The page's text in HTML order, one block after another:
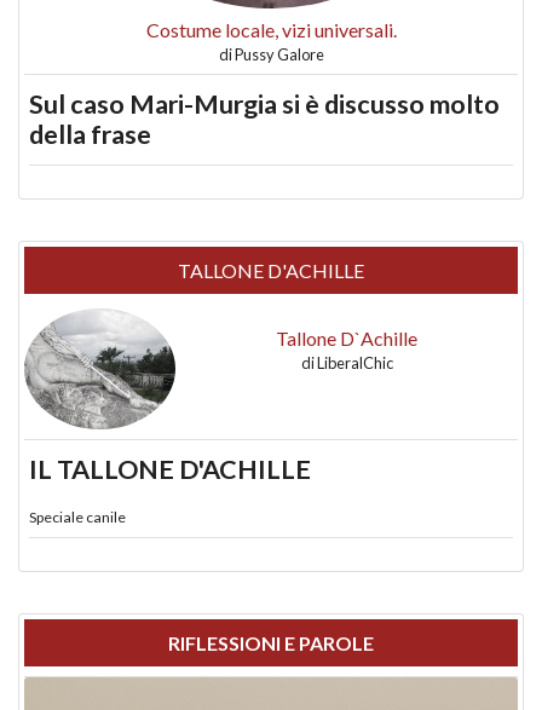
Costume locale, vizi universali.
diPussy Galore
Sul caso Mari-Murgia si è discusso molto
della frase
TALLONE D'ACHILLE
Tallone D`Achille
diLiberalChic
IL TALLONE D'ACHILLE
Speciale canile
RIFLESSIONI E PAROLE